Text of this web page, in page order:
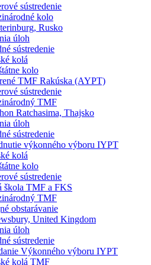
sústredenie
kolo
Rusko
úloh
sústredenie
kolá
kolo
TMF Rakúska (AYPT)
sústredenie
TMF
Ratchasima, Thajsko
úloh
sústredenie
výkonného výboru IYPT
kolá
kolo
sústredenie
škola TMF a FKS
TMF
obstarávanie
United Kingdom
úloh
sústredenie
Výkonného výboru IYPT
kolá TMF